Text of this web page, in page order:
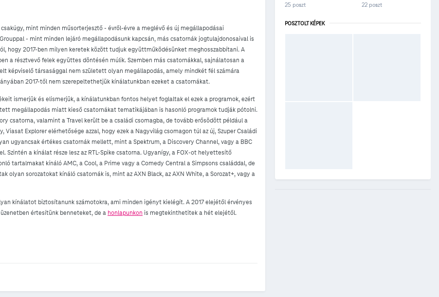
mint minden műsorterjesztő - évről-évre a meglévő és új megállapodásai
- mint minden lejáró megállapodásunk kapcsán, más csatornák jogtulajdonosaival is
hogy 2017-ben milyen keretek között tudjuk együttműködésünket meghosszabbítani. A
a résztvevő felek együttes döntésén múlik. Szemben más csatornákkal, sajnálatosan a
képviselő társasággal nem született olyan megállapodás, amely mindkét fél számára
2017-től nem szerepeltethetjük kínálatunkban ezeket a csatornákat.
ismerjük és elismerjük, a kínálatunkban fontos helyet foglaltak el ezek a programok, ezért
megállapodás miatt kieső csatornákat tematikájában is hasonló programok tudják pótolni.
csatorna, valamint a Travel került be a családi csomagba, de tovább erősödött például a
Viasat Explorer elérhetősége azzal, hogy ezek a Nagyvilág csomagon túl az új, Szuper Családi
ugyancsak értékes csatornák mellett, mint a Spektrum, a Discovery Channel, vagy a BBC
Szintén a kínálat része lesz az RTL-Spike csatorna. Ugyanígy, a FOX-ot helyettesítő
tartalmakat kínáló AMC, a Cool, a Prime vagy a Comedy Central a Simpsons családdal, de
olyan sorozatokat kínáló csatornák is, mint az AXN Black, az AXN White, a Sorozat+, vagy a
kínálatot biztosítanunk számotokra, ami minden igényt kielégít. A 2017 elejétől érvényes
értesítünk benneteket, de a honlapunkon is megtekinthetitek a hét elejétől.
25 poszt
22 poszt
POSZTOLT KÉPEK